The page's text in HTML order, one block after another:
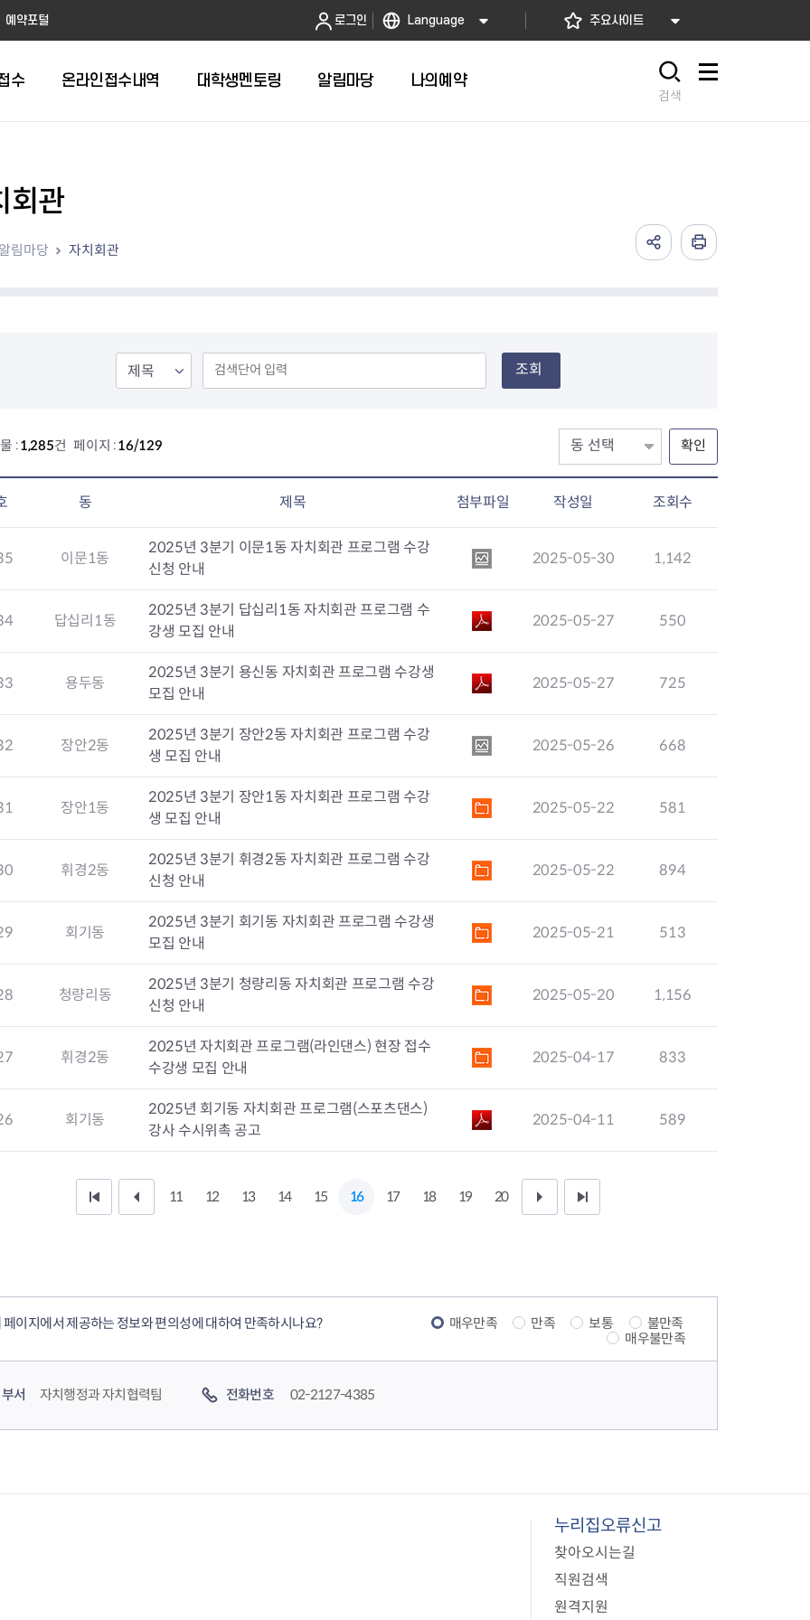
예약포털 로그인 Language 주요사이트
장안2동 자치회관
전농1동 자치회관
청량리동 자치회관
회기동 자치회관
수 온라인접수내역 대학생멘토링 알림마당 나의예약
검색
사이트맵
회관
알림마당 자치회관
조회
:1,285건 페이지 :16/129 확인
동 제목 첨부파일 작성일 조회수
이문1동
2025년 3분기 이문1동 자치회관 프로그램 수강
신청 안내
2025-05-30 1,142
답십리1동
2025년 3분기 답십리1동 자치회관 프로그램 수
강생 모집 안내
2025-05-27 550
용두동
2025년 3분기 용신동 자치회관 프로그램 수강생
모집 안내
2025-05-27 725
장안2동
2025년 3분기 장안2동 자치회관 프로그램 수강
생 모집 안내
2025-05-26 668
장안1동
2025년 3분기 장안1동 자치회관 프로그램 수강
생 모집 안내
2025-05-22 581
휘경2동
2025년 3분기 휘경2동 자치회관 프로그램 수강
신청 안내
2025-05-22 894
회기동
2025년 3분기 회기동 자치회관 프로그램 수강생
모집 안내
2025-05-21 513
청량리동
2025년 3분기 청량리동 자치회관 프로그램 수강
신청 안내
2025-05-20 1,156
휘경2동
2025년 자치회관 프로그램(라인댄스) 현장 접수
수강생 모집 안내
2025-04-17 833
회기동
2025년 회기동 자치회관 프로그램(스포츠댄스)
강사 수시위촉 공고
2025-04-11 589
처 11 12 13 14 15 16 17 18 19 20 끝
페이지에서 제공하는 정보와 편의성에 대하여 만족하시나요? 매우만족 만족 보통
불만족
매우불만족
부서 자치행정과 자치협력팀 전화번호 02-2127-4385
누리집오류신고
찾아오시는길
직원검색
원격지원